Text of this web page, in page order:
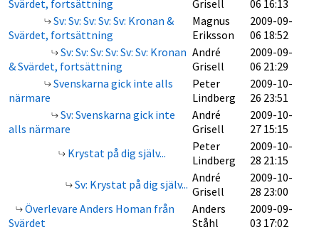
Svärdet, fortsättning
Grisell
06 16:13
Sv: Sv: Sv: Sv: Sv: Kronan &
Svärdet, fortsättning
Magnus
Eriksson
2009-09-
06 18:52
Sv: Sv: Sv: Sv: Sv: Sv: Kronan
& Svärdet, fortsättning
André
Grisell
2009-09-
06 21:29
Svenskarna gick inte alls
närmare
Peter
Lindberg
2009-10-
26 23:51
Sv: Svenskarna gick inte
alls närmare
André
Grisell
2009-10-
27 15:15
Krystat på dig själv...
Peter
Lindberg
2009-10-
28 21:15
Sv: Krystat på dig själv... André
Grisell
2009-10-
28 23:00
Överlevare Anders Homan från
Svärdet
Anders
Ståhl
2009-09-
03 17:02